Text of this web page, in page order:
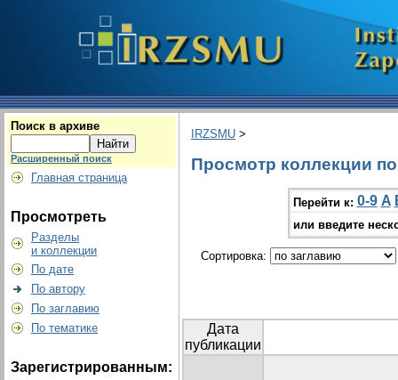
Поиск в архиве
Расширенный поиск
Главная страница
Просмотреть
Разделы
и коллекции
По дате
По автору
По заглавию
По тематике
Зарегистрированным:
IRZSMU >
Просмотр коллекции
Перейти к: 0-9 A
или введите
Сортировка:
Дата
публикации